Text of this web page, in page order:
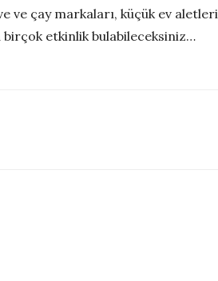
ve çay markaları, küçük ev
etkinlik bulabileceksiniz…